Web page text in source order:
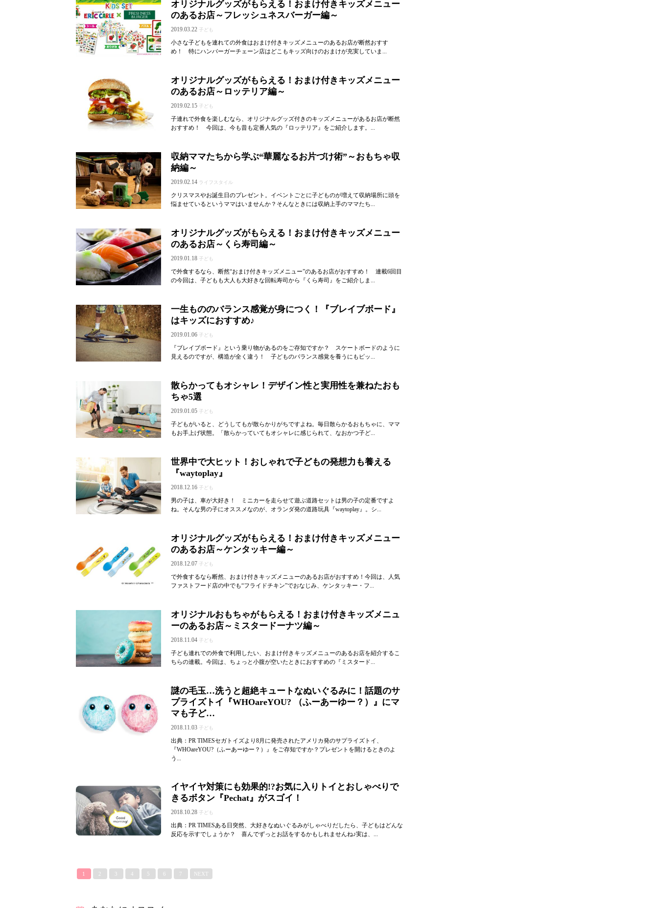
オリジナルグッズがもらえる！おまけ付きキッズメニュー
のあるお店～フレッシュネスバーガー編～
2019.03.22 子ども
小さな子どもを連れての外食はおまけ付きキッズメニューのあるお店が断然おすす
め！ 特にハンバーガーチェーン店はどこもキッズ向けのおまけが充実していま...
オリジナルグッズがもらえる！おまけ付きキッズメニュー
のあるお店～ロッテリア編～
2019.02.15 子ども
子連れで外食を楽しむなら、オリジナルグッズ付きのキッズメニューがあるお店が断然
おすすめ！ 今回は、今も昔も定番人気の『ロッテリア』をご紹介します。...
収納ママたちから学ぶ“華麗なるお片づけ術”～おもちゃ収
納編～
2019.02.14 ライフスタイル
クリスマスやお誕生日のプレゼント。イベントごとに子どものが増えて収納場所に頭を
悩ませているというママはいませんか？そんなときには収納上手のママたち...
オリジナルグッズがもらえる！おまけ付きキッズメニュー
のあるお店～くら寿司編～
2019.01.18 子ども
で外食するなら、断然“おまけ付きキッズメニュー”のあるお店がおすすめ！ 連載6回目
の今回は、子どもも大人も大好きな回転寿司から『くら寿司』をご紹介しま...
一生もののバランス感覚が身につく！『ブレイブボード』
はキッズにおすすめ♪
2019.01.06 子ども
『ブレイブボード』という乗り物があるのをご存知ですか？ スケートボードのように
見えるのですが、構造が全く違う！ 子どものバランス感覚を養うにもピッ...
散らかってもオシャレ！デザイン性と実用性を兼ねたおも
ちゃ5選
2019.01.05 子ども
子どもがいると、どうしてもが散らかりがちですよね。毎日散らかるおもちゃに、ママ
もお手上げ状態。「散らかっていてもオシャレに感じられて、なおかつ子ど...
世界中で大ヒット！おしゃれで子どもの発想力も養える
『waytoplay』
2018.12.16 子ども
男の子は、車が大好き！ ミニカーを走らせて遊ぶ道路セットは男の子の定番ですよ
ね。そんな男の子にオススメなのが、オランダ発の道路玩具『waytoplay』。シ...
オリジナルグッズがもらえる！おまけ付きキッズメニュー
のあるお店～ケンタッキー編～
2018.12.07 子ども
で外食するなら断然、おまけ付きキッズメニューのあるお店がおすすめ！今回は、人気
ファストフード店の中でも“フライドチキン”でおなじみ、ケンタッキー・フ...
オリジナルおもちゃがもらえる！おまけ付きキッズメニュ
ーのあるお店～ミスタードーナツ編～
2018.11.04 子ども
子ども連れでの外食で利用したい、おまけ付きキッズメニューのあるお店を紹介するこ
ちらの連載。今回は、ちょっと小腹が空いたときにおすすめの『ミスタード...
謎の毛玉…洗うと超絶キュートなぬいぐるみに！話題のサ
プライズトイ『WHOareYOU? （ふーあーゆー？）』にマ
マも子ど…
2018.11.03 子ども
出典：PR TIMESセガトイズより8月に発売されたアメリカ発のサプライズトイ、
『WHOareYOU?（ふーあーゆー？）』をご存知ですか？プレゼントを開けるときのよ
う...
イヤイヤ対策にも効果的!?お気に入りトイとおしゃべりで
きるボタン『Pechat』がスゴイ！
2018.10.28 子ども
出典：PR TIMESある日突然、大好きなぬいぐるみがしゃべりだしたら、子どもはどんな
反応を示すでしょうか？ 喜んでずっとお話をするかもしれませんね♪実は、...
1 3 4 5 6 7 NEXT